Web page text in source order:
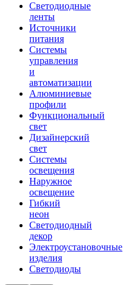
Светодиодные
ленты
Источники
питания
Системы
управления
и
автоматизации
Алюминиевые
профили
Функциональный
свет
Дизайнерский
свет
Системы
освещения
Наружное
освещение
Гибкий
неон
Светодиодный
декор
Электроустановочные
изделия
Светодиоды